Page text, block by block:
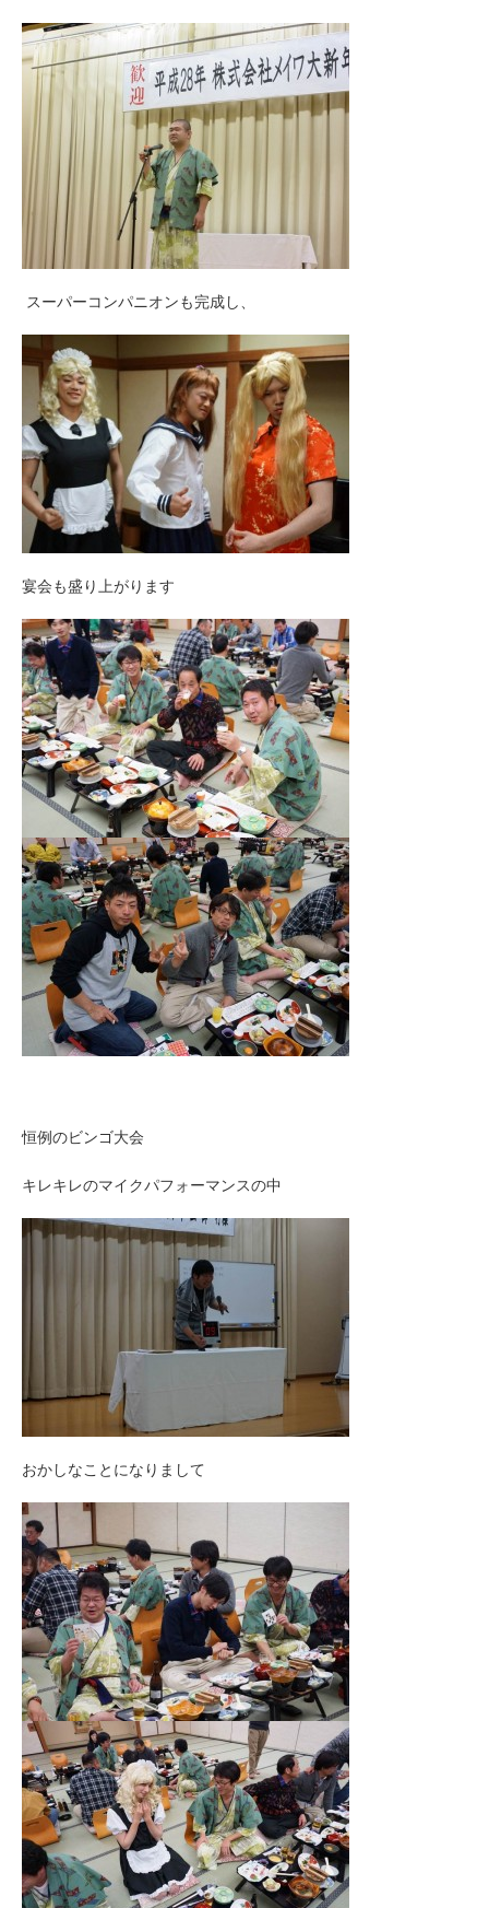
スーパーコンパニオンも完成し、
宴会も盛り上がります
恒例のビンゴ大会
キレキレのマイクパフォーマンスの中
おかしなことになりまして